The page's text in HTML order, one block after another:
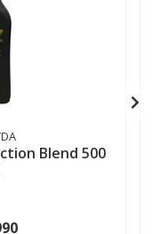
Blend 500